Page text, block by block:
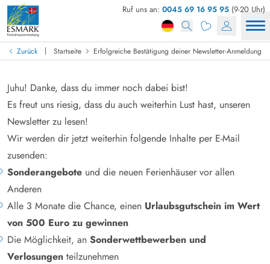
Ruf uns an: 0045 69 16 95 95 (9-20 Uhr)
Zurück | Startseite Erfolgreiche Bestätigung deiner Newsletter-Anmeldung
Juhu! Danke, dass du immer noch dabei bist!
Es freut uns riesig, dass du auch weiterhin Lust hast, unseren
Newsletter zu lesen!
Wir werden dir jetzt weiterhin folgende Inhalte per E-Mail
zusenden:
Sonderangebote und die neuen Ferienhäuser vor allen
Anderen
Alle 3 Monate die Chance, einen Urlaubsgutschein im Wert
von 500 Euro zu gewinnen
Die Möglichkeit, an Sonderwettbewerben und
Verlosungen teilzunehmen